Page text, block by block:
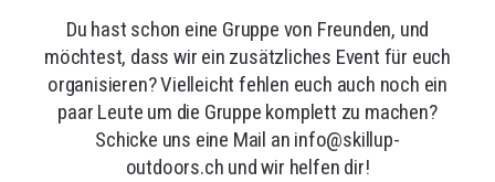
Du hast schon eine Gruppe von Freunden, und
möchtest, dass wir ein zusätzliches Event für euch
organisieren? Vielleicht fehlen euch auch noch ein
paar Leute um die Gruppe komplett zu machen?
Schicke uns eine Mail an info@skillup-
outdoors.ch und wir helfen dir!